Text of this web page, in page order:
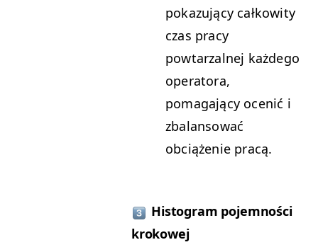
pokazujący całkowity
czas pracy
powtarzalnej każdego
operatora,
pomagający ocenić i
zbalansować
obciążenie pracą.
Histogram pojemności
krokowej